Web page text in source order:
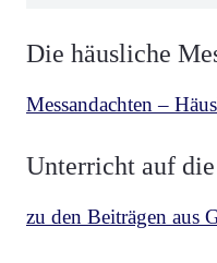
Die häusliche
Messandachten –
Unterricht auf
zu den Beiträgen aus